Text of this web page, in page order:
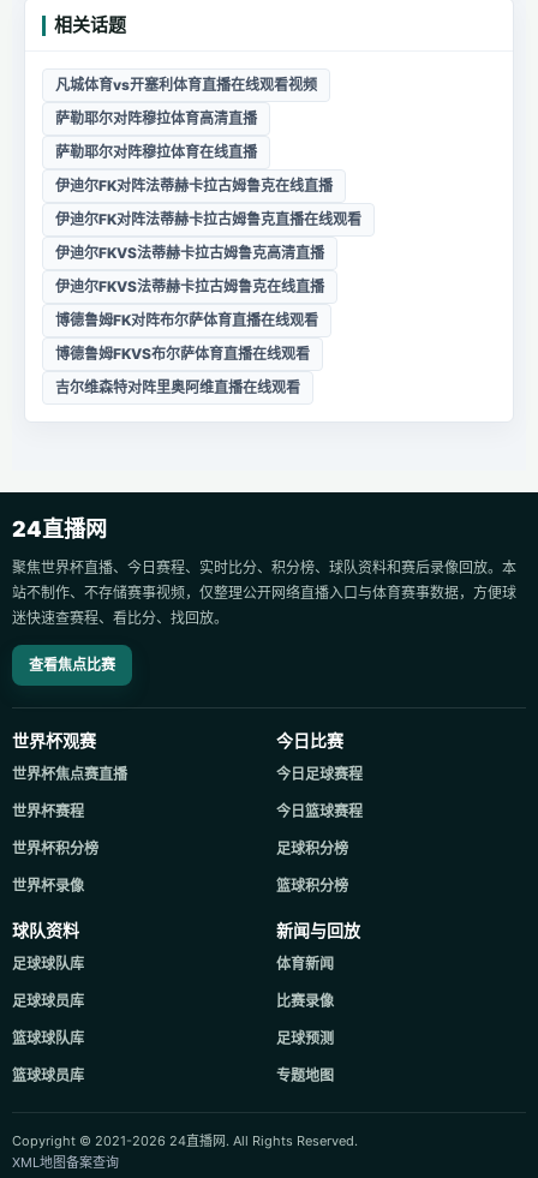
相关话题
凡城体育vs开塞利体育直播在线观看视频
萨勒耶尔对阵穆拉体育高清直播
萨勒耶尔对阵穆拉体育在线直播
伊迪尔FK对阵法蒂赫卡拉古姆鲁克在线直播
伊迪尔FK对阵法蒂赫卡拉古姆鲁克直播在线观看
伊迪尔FKVS法蒂赫卡拉古姆鲁克高清直播
伊迪尔FKVS法蒂赫卡拉古姆鲁克在线直播
博德鲁姆FK对阵布尔萨体育直播在线观看
博德鲁姆FKVS布尔萨体育直播在线观看
吉尔维森特对阵里奥阿维直播在线观看
24直播网
聚焦世界杯直播、今日赛程、实时比分、积分榜、球队资料和赛后录像回放。本
站不制作、不存储赛事视频，仅整理公开网络直播入口与体育赛事数据，方便球
迷快速查赛程、看比分、找回放。
查看焦点比赛
世界杯观赛
世界杯焦点赛直播
世界杯赛程
世界杯积分榜
世界杯录像
今日比赛
今日足球赛程
今日篮球赛程
足球积分榜
篮球积分榜
球队资料
足球球队库
足球球员库
篮球球队库
篮球球员库
新闻与回放
体育新闻
比赛录像
足球预测
专题地图
Copyright © 2021-2026 24直播网. All Rights Reserved.
XML地图备案查询